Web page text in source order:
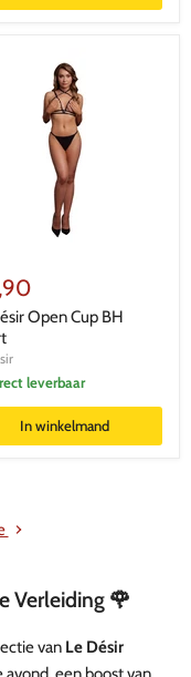
Open Cup BH
leverbaar
In winkelmand
Verleiding 🌹
van Le Désir